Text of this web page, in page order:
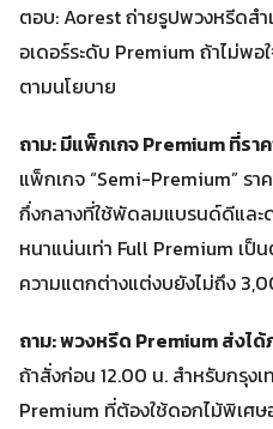
ตอบ: Aorest ถ่ายรูปพวงหรีดส
อเดอร์ระดับ Premium ถ้าไม่พอ
ตามนโยบาย
ถาม: มีแพ็กเกจ Premium ที่รา
แพ็กเกจ “Semi-Premium” ร
กึ่งกลางที่ใช้พัดลมแบรนด์ดีและ
หนาแน่นเท่า Full Premium เป็
ความแตกต่างแต่งบยังไม่ถึง
ถาม: พวงหรีด Premium ส่งได้
ถ้าสั่งก่อน 12.00 น. สำหรับกรุ
Premium ที่ต้องใช้ดอกไม้พิเศษ